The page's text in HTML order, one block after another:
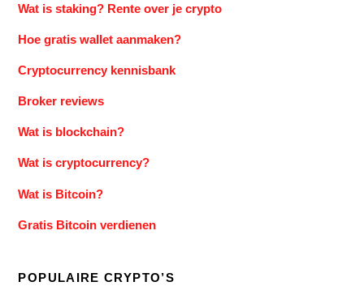
Wat is staking? Rente over je crypto
Hoe gratis wallet aanmaken?
Cryptocurrency kennisbank
Broker reviews
Wat is blockchain?
Wat is cryptocurrency?
Wat is Bitcoin?
Gratis Bitcoin verdienen
POPULAIRE CRYPTO’S